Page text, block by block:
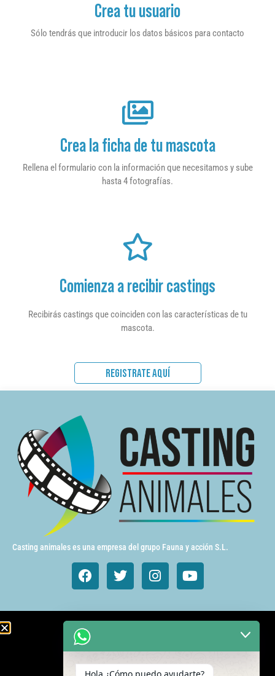
Crea tu usuario
Sólo tendrás que introducir los datos básicos para contacto
Crea la ficha de tu mascota
Rellena el formulario con la información que necesitamos y sube
hasta 4 fotografías.
Comienza a recibir castings
Recibirás castings que coinciden con las características de tu
mascota.
REGISTRATE AQUÍ
Casting animales es una empresa del grupo Fauna y acción S.L.
Animales de cine y TV